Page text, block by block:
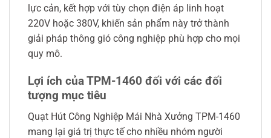
lực cản, kết hợp với tùy chọn điện áp linh hoạt
220V hoặc 380V, khiến sản phẩm này trở thành
giải pháp thông gió công nghiệp phù hợp cho mọi
quy mô.
Lợi ích của TPM-1460 đối với các đối
tượng mục tiêu
Quạt Hút Công Nghiệp Mái Nhà Xưởng TPM-1460
mang lại giá trị thực tế cho nhiều nhóm người